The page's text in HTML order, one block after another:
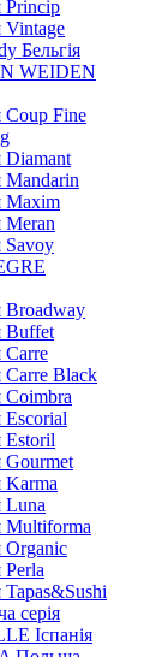
Princip
Vintage
Бельгія
WEIDEN
Coup Fine
Diamant
Mandarin
Maxim
Meran
Savoy
Broadway
Buffet
Carre
Carre Black
Coimbra
Escorial
Estoril
Gourmet
Karma
Luna
Multiforma
Organic
Perla
Tapas&Sushi
серія
Іспанія